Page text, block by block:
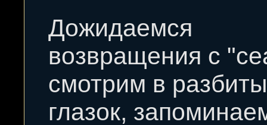
Дожидаемся
возвращения с
смотрим в
глазок,